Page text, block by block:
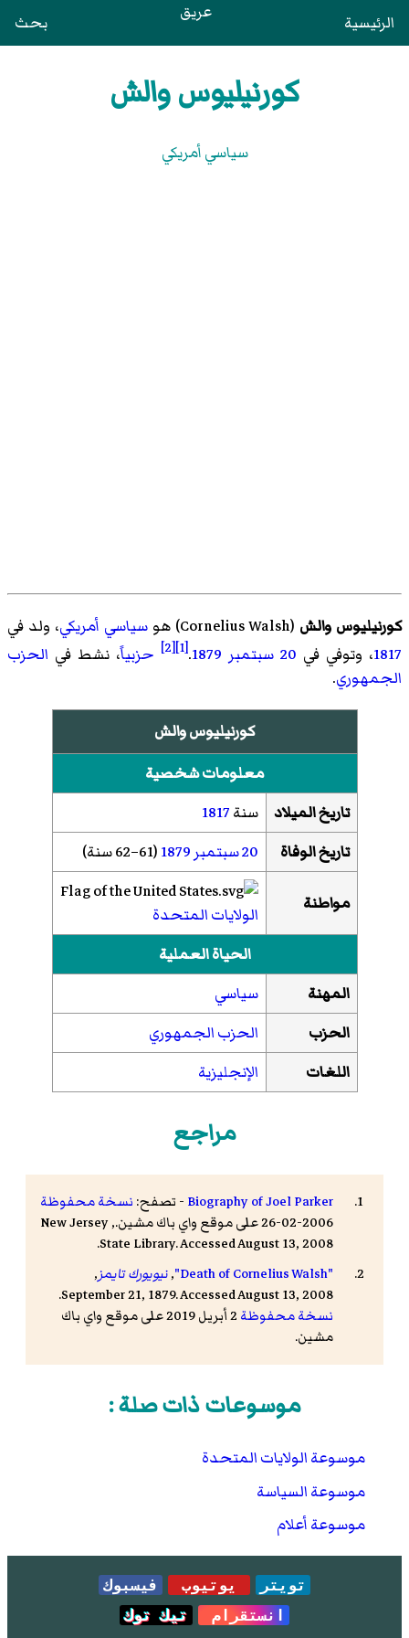
الرئيسية عريق بحث
كورنيليوس والش
سياسي أمريكي
كورنيليوس والش (
Cornelius Walsh)‏ هو سياسي أمريكي، ولد في
1817، وتوفي في 20 سبتمبر 1879
.
[1]
[2] حزبياً، نشط في الحزب
الجمهوري.
كورنيليوس والش
معلومات شخصية
تاريخ الميلاد
سنة1817
تاريخ الوفاة
20 سبتمبر 1879(61–62 سنة)
مواطنة
الولايات المتحدة
الحياة العملية
المهنة
سياسي
الحزب
الحزب الجمهوري
اللغات
الإنجليزية
مراجع
Biography of Joel Parker - تصفح: نسخة محفوظة
2006-02-26 على موقع واي باك مشين.,
New Jersey
State Library. Accessed August 13, 2008.
"Death of Cornelius Walsh"
,نيويورك تايمز,
September 21, 1879. Accessed August 13, 2008.
نسخة محفوظة
2 أبريل 2019 على موقع واي باك
مشين.
موسوعات ذات صلة :
موسوعة الولايات المتحدة
موسوعة السياسة
موسوعة أعلام
تويتر يوتيوب
فيسبوك
انستقرام
تيك توك